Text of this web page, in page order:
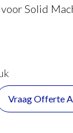
Solid
Vraag Offerte